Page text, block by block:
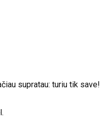
supratau: turiu tik save!